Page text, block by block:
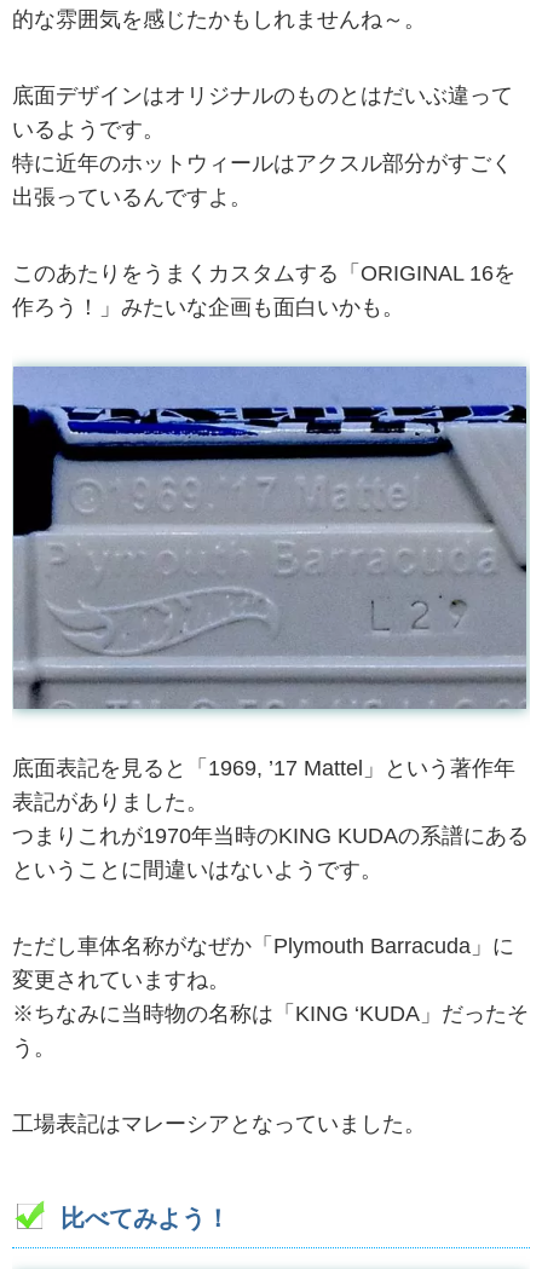
的な雰囲気を感じたかもしれませんね～。
底面デザインはオリジナルのものとはだいぶ違って
いるようです。
特に近年のホットウィールはアクスル部分がすごく
出張っているんですよ。
このあたりをうまくカスタムする「ORIGINAL 16を
作ろう！」みたいな企画も面白いかも。
底面表記を見ると「1969, ’17 Mattel」という著作年
表記がありました。
つまりこれが1970年当時のKING KUDAの系譜にある
ということに間違いはないようです。
ただし車体名称がなぜか「Plymouth Barracuda」に
変更されていますね。
※ちなみに当時物の名称は「KING ‘KUDA」だったそ
う。
工場表記はマレーシアとなっていました。
比べてみよう！